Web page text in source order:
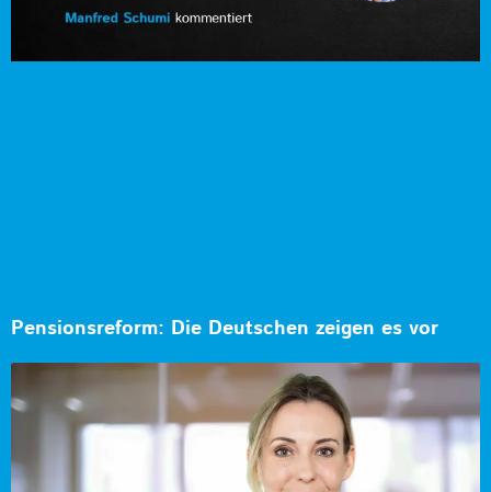
Pensionsreform: Die Deutschen zeigen es vor